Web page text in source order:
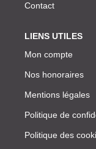
Contact
LIENS UTILES
Mon compte
Nos honoraires
Mentions légales
Politique de
Politique des